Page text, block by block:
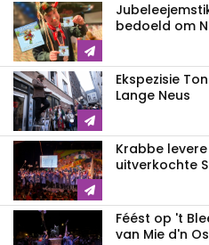
bedoeld om
Ekspezisie
Lange Neus
Krabbe
uitverkochte
Féést op 't
van Mie d'n